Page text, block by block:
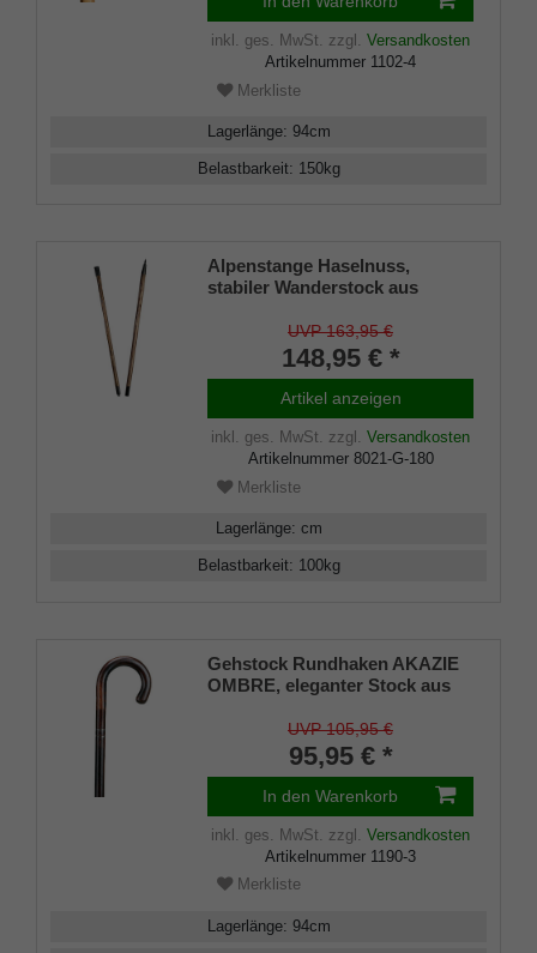
inkl. ges. MwSt. zzgl. Versandkosten
Artikelnummer 1102-4
Merkliste
Lagerlänge: 94cm
Belastbarkeit: 150kg
Alpenstange Haselnuss,
stabiler Wanderstock aus
zweigeteilt über Gewinde-
Hülse, inkl. handgeschmiedeter
Stahl-Spitze
UVP 163,95 €
148,95 € *
Artikel anzeigen
inkl. ges. MwSt. zzgl. Versandkosten
Artikelnummer 8021-G-180
Merkliste
Lagerlänge: cm
Belastbarkeit: 100kg
Gehstock Rundhaken AKAZIE
OMBRE, eleganter Stock aus
einem Stück gebogen,
geflammt und seidenmatt
klarlackiert, zwei
schwarzverchromte
Schmuckbänder, inklusiv
Schlankpuffer.
UVP 105,95 €
95,95 € *
In den Warenkorb
inkl. ges. MwSt. zzgl. Versandkosten
Artikelnummer 1190-3
Merkliste
Lagerlänge: 94cm